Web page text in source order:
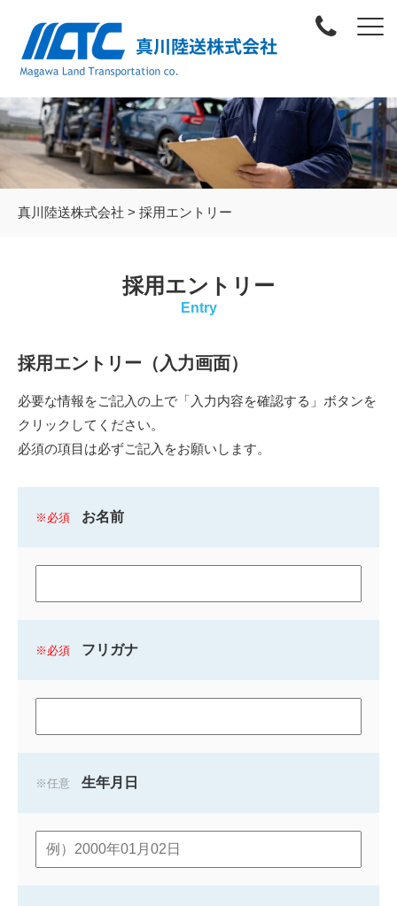
真川陸送株式会社 > 採用エントリー
採用エントリー
Entry
採用エントリー（入力画面）
必要な情報をご記入の上で「入力内容を確認する」ボタンを
クリックしてください。
必須の項目は必ずご記入をお願いします。
必須 お名前
必須 フリガナ
任意 生年月日